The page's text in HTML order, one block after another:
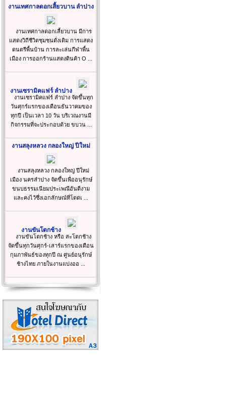
งานเทศกาลดอกเสี้ยวบาน ลำปาง
งานเทศกาลดอกเสี้ยวบาน มีการ
แสดงวิถีชีวิตชุมชนดั่งเดิม การแสดง
ดนตรีพื้นบ้าน การละเล่นกีฬาพื้น
เมือง การออกร้านแสดงดินค้า O ...
งานเซรามิคแฟร์ ลำปาง
งานเซรามิคแฟร์ ลำปาง จัดขึ้นทุก
วันศุกร์แรกของเดือนธันวาคมของ
ทุกปี เป็นเวลา 10 วัน บริเวณงานมี
กิจกรรมที่จะประกอบด้วย ขบวน ...
งานสลุงหลวง กลองใหญ่ ปีใหม่
งานสลุงหลวง กลองใหญ่ ปีใหม่
เมือง นครลำปาง จัดขึ้นเพื่ออนุรักษ์
ขนบธรรมเนียมประเพณีอันดีงาม
และคงไว้ซึ่งเอกลักษณ์ที่โดดเ ...
งานขันโตกช้าง
งานขันโตกช้าง หรือ สะโตกช้าง
จัดขึ้นทุกวันศุกร์-เสาร์แรกของเดือน
กุมภาพันธ์ของทุกปี ณ ศูนย์อนุรักษ์
ช้างไทย ภายในงานแบ่งออ ...